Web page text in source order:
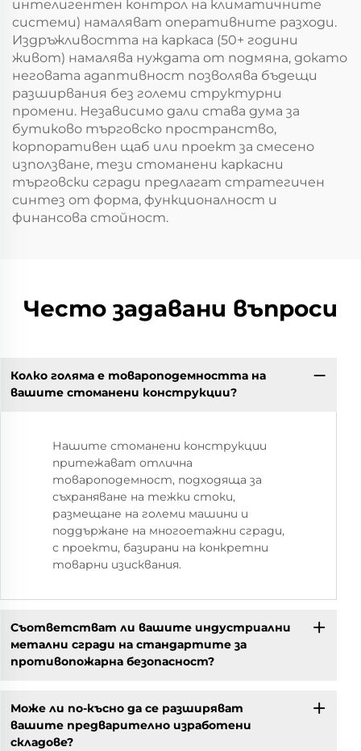
интелигентен контрол на климатичните
системи) намаляват оперативните разходи.
Издръжливостта на каркаса (50+ години
живот) намалява нуждата от подмяна, докато
неговата адаптивност позволява бъдещи
разширвания без големи структурни
промени. Независимо дали става дума за
бутиково търговско пространство,
корпоративен щаб или проект за смесено
използване, тези стоманени каркасни
търговски сгради предлагат стратегичен
синтез от форма, функционалност и
финансова стойност.
Често задавани въпроси
Колко голяма е товароподемността на
вашите стоманени конструкции?
Нашите стоманени конструкции
притежават отлична
товароподемност, подходяща за
съхраняване на тежки стоки,
размещане на големи машини и
поддържане на многоетажни сгради,
с проекти, базирани на конкретни
товарни изисквания.
Съответстват ли вашите индустриални
метални сгради на стандартите за
противопожарна безопасност?
Може ли по-късно да се разширяват
вашите предварително изработени
складове?